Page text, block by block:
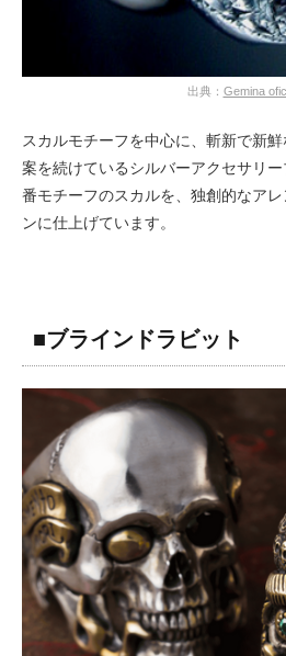
出典： Gemina
スカルモチーフを中心に、斬新で新
案を続けているシルバーアクセサリ
番モチーフのスカルを、独創的なア
ンに仕上げています。
■ブラインドラビット